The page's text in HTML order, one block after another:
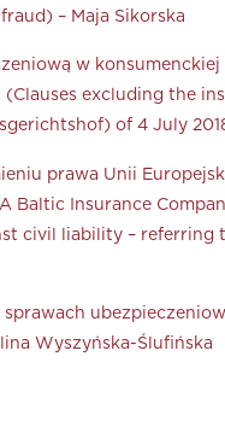
– Maja Sikorska
w
excluding the
of 4 July
prawa Unii
Baltic Insurance
civil liability –
Wyszyńska-Ślufińska